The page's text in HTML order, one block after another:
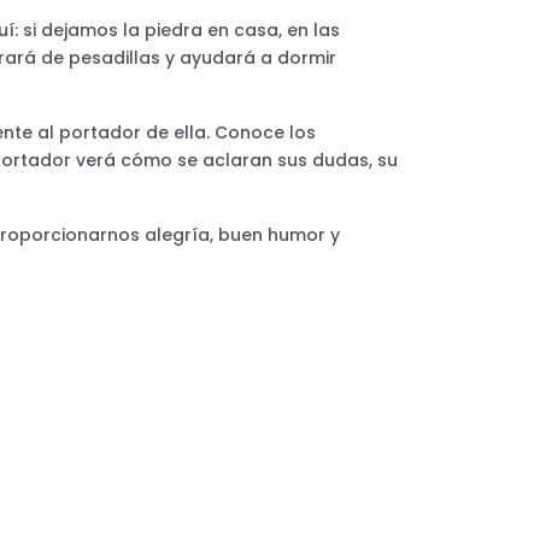
si dejamos la piedra en casa, en las
de pesadillas y ayudará a dormir
al portador de ella. Conoce los
verá cómo se aclaran sus dudas, su
alegría, buen humor y